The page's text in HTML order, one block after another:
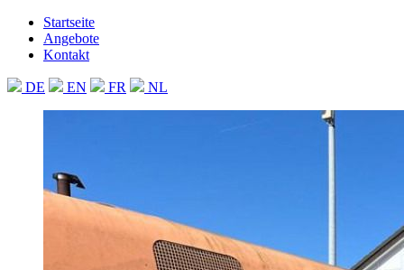
Startseite
Angebote
Kontakt
DE EN FR NL